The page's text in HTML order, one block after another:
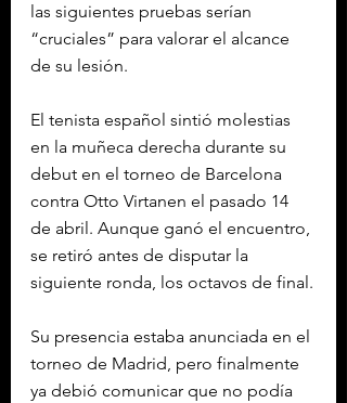
las siguientes pruebas serían
“cruciales” para valorar el alcance
de su lesión.
El tenista español sintió molestias
en la muñeca derecha durante su
debut en el torneo de Barcelona
contra Otto Virtanen el pasado 14
de abril. Aunque ganó el encuentro,
se retiró antes de disputar la
siguiente ronda, los octavos de final.
Su presencia estaba anunciada en el
torneo de Madrid, pero finalmente
ya debió comunicar que no podía